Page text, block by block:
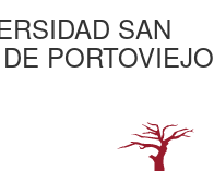
SAN
PORTOVIEJO